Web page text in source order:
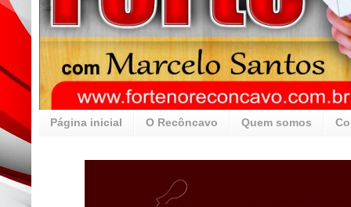
Página inicial O Recôncavo Quem somos